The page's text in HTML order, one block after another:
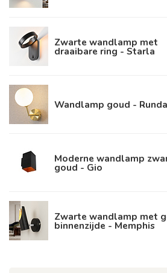
Zwarte wandlamp met
draaibare ring - Starla
Wandlamp goud - Runda
Moderne wandlamp
goud - Gio
Zwarte wandlamp met
binnenzijde - Memphis